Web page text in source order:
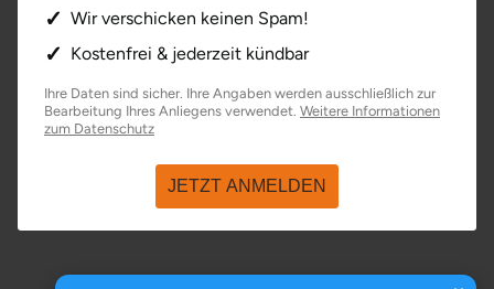
Wir verschicken keinen Spam!
Kostenfrei & jederzeit kündbar
Ihre Daten sind sicher. Ihre Angaben werden ausschließlich zur
Bearbeitung Ihres Anliegens verwendet. Weitere Informationen
zum Datenschutzöffnet in neuem Fenster
JETZT ANMELDEN